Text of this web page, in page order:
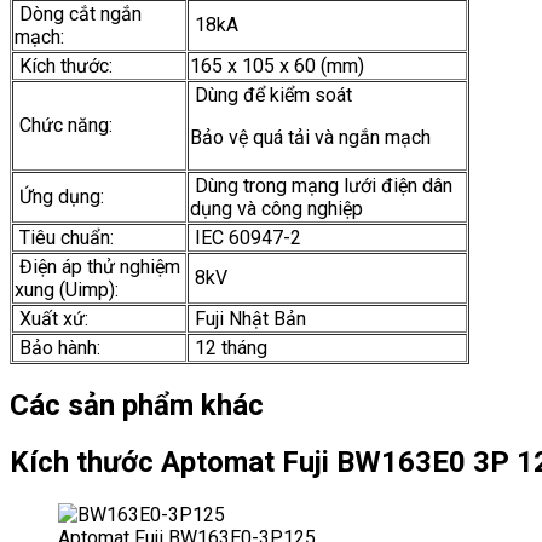
Dòng cắt ngắn
mạch:
18kA
Kích thước:
165 x 105 x 60 (mm)
Chức năng:
Dùng để kiểm soát
Bảo vệ quá tải và ngắn mạch
Ứng dụng:
Dùng trong mạng lưới điện dân
dụng và công nghiệp
Tiêu chuẩn:
IEC 60947-2
Điện áp thử nghiệm
xung (Uimp):
8kV
Xuất xứ:
Fuji Nhật Bản
Bảo hành:
12 tháng
Các sản phẩm khác
Kích thước Aptomat Fuji BW163E0 3P